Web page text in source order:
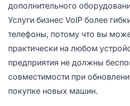
дополнительного
Услуги бизнес VoIP более
телефоны, потому что вы
практически на любом
предприятия не должны
совместимости при
покупке новых машин.